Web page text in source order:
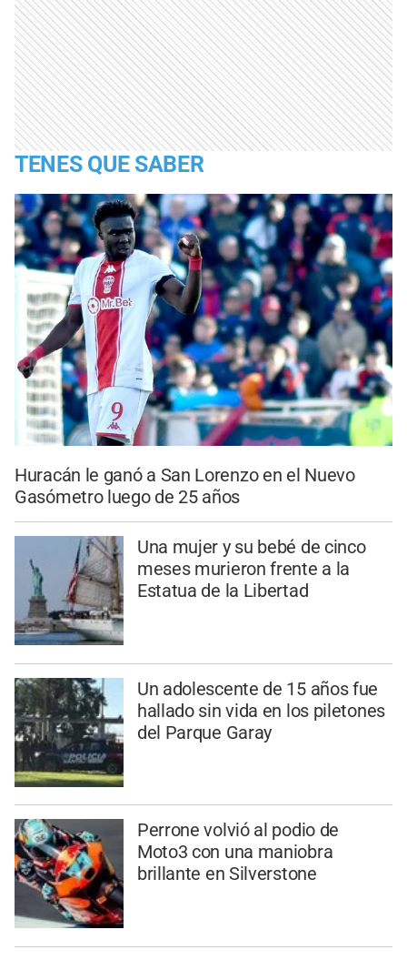
TENES QUE SABER
Huracán le ganó a San Lorenzo en el Nuevo
Gasómetro luego de 25 años
Una mujer y su bebé de cinco
meses murieron frente a la
Estatua de la Libertad
Un adolescente de 15 años fue
hallado sin vida en los piletones
del Parque Garay
Perrone volvió al podio de
Moto3 con una maniobra
brillante en Silverstone